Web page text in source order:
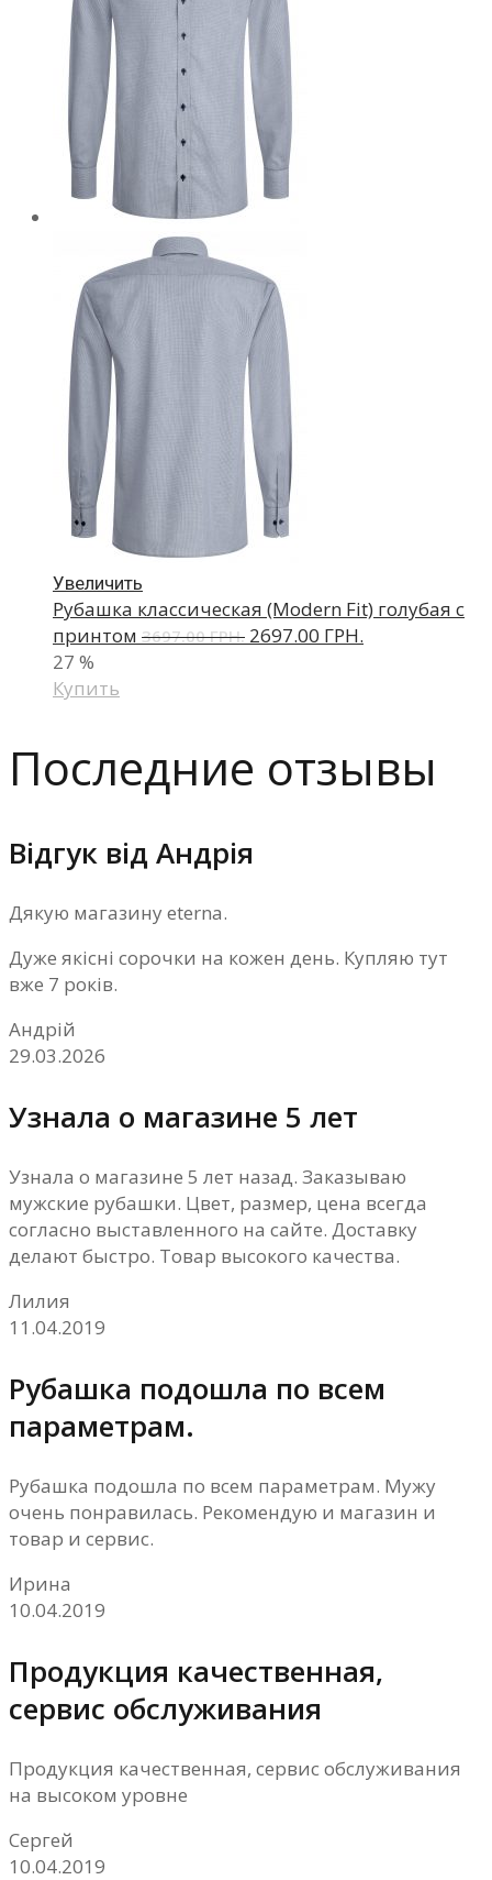
Увеличить
Рубашка классическая (Modern Fit) голубая с
принтом 3697.00 ГРН. 2697.00 ГРН.
27 %
Купить
Последние отзывы
Відгук від Андрія
Дякую магазину eterna.
Дуже якісні сорочки на кожен день. Купляю тут
вже 7 років.
Андрій
29.03.2026
Узнала о магазине 5 лет
Узнала о магазине 5 лет назад. Заказываю
мужские рубашки. Цвет, размер, цена всегда
согласно выставленного на сайте. Доставку
делают быстро. Товар высокого качества.
Лилия
11.04.2019
Рубашка подошла по всем
параметрам.
Рубашка подошла по всем параметрам. Мужу
очень понравилась. Рекомендую и магазин и
товар и сервис.
Ирина
10.04.2019
Продукция качественная,
сервис обслуживания
Продукция качественная, сервис обслуживания
на высоком уровне
Сергей
10.04.2019